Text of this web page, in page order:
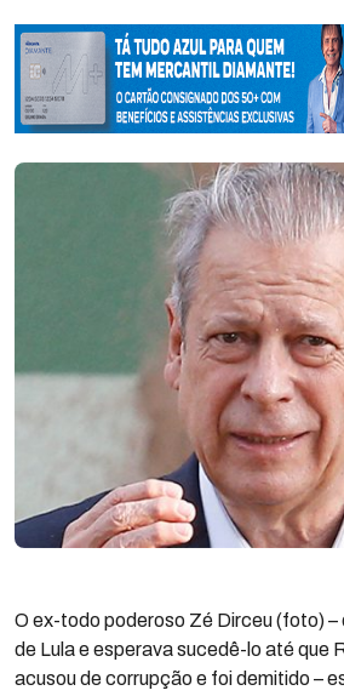
O ex-todo poderoso Zé Dirceu (foto) –
de Lula e esperava sucedê-lo até que
acusou de corrupção e foi demitido –